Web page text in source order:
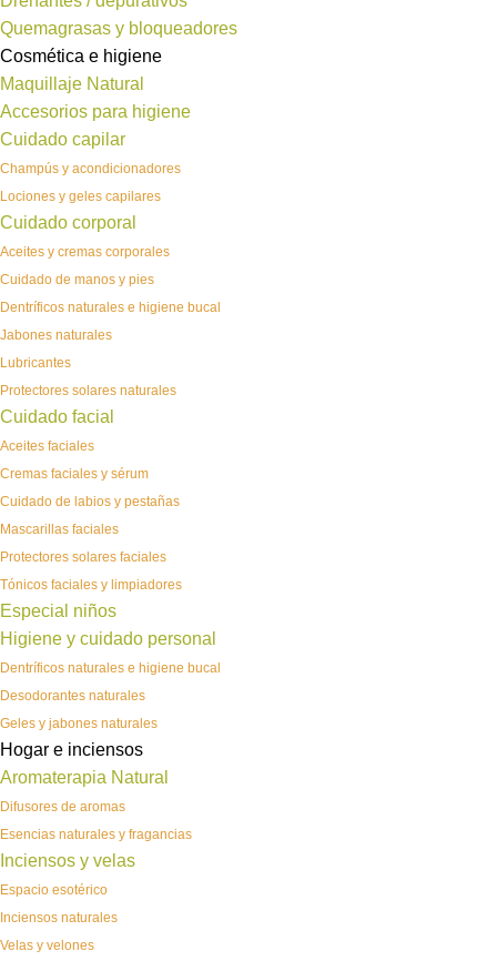
Quemagrasas y bloqueadores
Cosmética e higiene
Maquillaje Natural
Accesorios para higiene
Cuidado capilar
Champús y acondicionadores
Lociones y geles capilares
Cuidado corporal
Aceites y cremas corporales
Cuidado de manos y pies
Dentríficos naturales e higiene bucal
Jabones naturales
Lubricantes
Protectores solares naturales
Cuidado facial
Aceites faciales
Cremas faciales y sérum
Cuidado de labios y pestañas
Mascarillas faciales
Protectores solares faciales
Tónicos faciales y limpiadores
Especial niños
Higiene y cuidado personal
Dentríficos naturales e higiene bucal
Desodorantes naturales
Geles y jabones naturales
Hogar e inciensos
Aromaterapia Natural
Difusores de aromas
Esencias naturales y fragancias
Inciensos y velas
Espacio esotérico
Inciensos naturales
Velas y velones